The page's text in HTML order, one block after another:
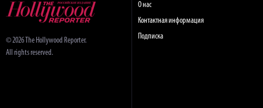
© 2026 The Hollywood Reporter.
All rights reserved.
О нас
Контактная информация
Подписка